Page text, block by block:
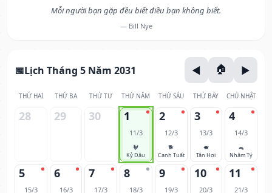
Mỗi người bạn gặp đều biết điều bạn không biết.
— Bill Nye
Lịch Tháng 5 Năm 2031
THỨ HAI THỨ BA THỨ TƯ THỨ NĂM THỨ SÁU THỨ BẢY CHỦ NHẬT
28 29 30 1
11/3
🐓
Kỷ Dậu
2
12/3
🐕
Canh Tuất
3
13/3
🐖
Tân Hợi
4
14/3
🐀
Nhâm Tý
5
15/3
6
16/3
7
17/3
8
18/3
9
19/3
10
20/3
11
21/3